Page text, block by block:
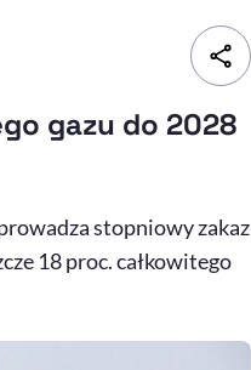
gazu do 2028
stopniowy zakaz
18 proc. całkowitego